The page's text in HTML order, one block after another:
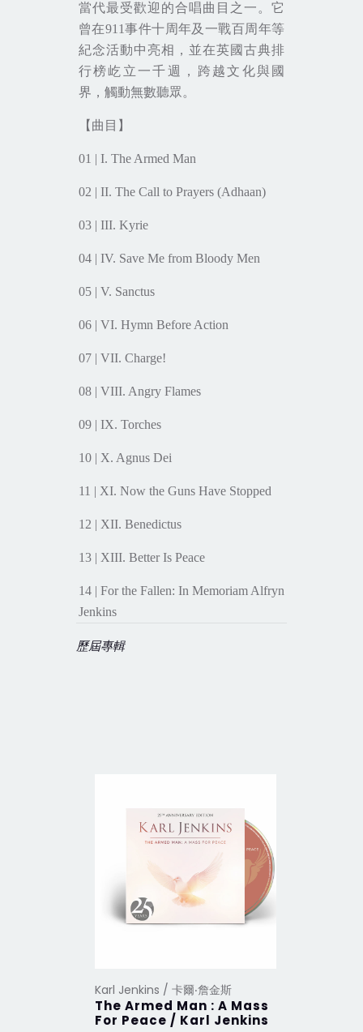
當代最受歡迎的合唱曲目之一。它
曾在911事件十周年及一戰百周年等
紀念活動中亮相，並在英國古典排
行榜屹立一千週，跨越文化與國
界，觸動無數聽眾。
【曲目】
01 | I. The Armed Man
02 | II. The Call to Prayers (Adhaan)
03 | III. Kyrie
04 | IV. Save Me from Bloody Men
05 | V. Sanctus
06 | VI. Hymn Before Action
07 | VII. Charge!
08 | VIII. Angry Flames
09 | IX. Torches
10 | X. Agnus Dei
11 | XI. Now the Guns Have Stopped
12 | XII. Benedictus
13 | XIII. Better Is Peace
14 | For the Fallen: In Memoriam Alfryn
Jenkins
歷屆專輯
Karl Jenkins / 卡爾‧詹金斯
The Armed Man : A Mass
For Peace / Karl Jenkins